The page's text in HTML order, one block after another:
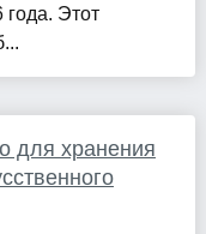
года. Этот
для хранения